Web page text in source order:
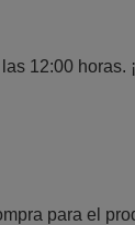
12:00 horas.
para el